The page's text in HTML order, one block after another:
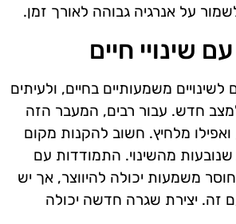
על אנרגיה גבוהה לאורך זמן.
שינויי חיים
משמעותיים בחיים, ולעיתים
חדש. עבור רבים, המעבר הזה
ואפילו מלחיץ. חשוב להקנות מקום
מהשינוי. התמודדות עם
משמעות יכולה להיווצר, אך יש
זה. יצירת שגרה חדשה יכולה